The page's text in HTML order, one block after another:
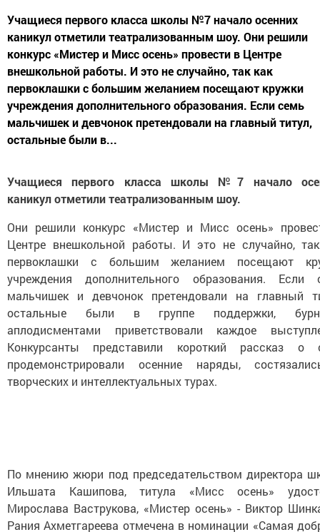
Учащиеся первого класса школы №7 начало осенних
каникул отметили театрализованным шоу. Они решили
конкурс «Мистер и Мисс осень» провести в Центре
внешкольной работы. И это не случайно, так как
первоклашки с большим желанием посещают кружки
учреждения дополнительного образования. Если семь
мальчишек и девчонок претендовали на главный титул,
остальные были в...
Учащиеся первого класса школы №7 начало
каникул отметили театрализованным шоу.
Они решили конкурс «Мистер и Мисс осень»
Центре внешкольной работы. И это не случайно,
первоклашки с большим желанием посещают
учреждения дополнительного образования. Если
мальчишек и девчонок претендовали на главный
остальные были в группе поддержки,
аплодисментами приветствовали каждое
Конкурсанты представили короткий рассказ о
продемонстрировали осенние наряды,
творческих и интеллектуальных турах.
По мнению жюри под председательством директора
Ильшата Кашипова, титула «Мисс осень»
Мирослава Ваструкова, «Мистер осень» - Виктор
Рания Ахметгареева отмечена в номинации «Самая